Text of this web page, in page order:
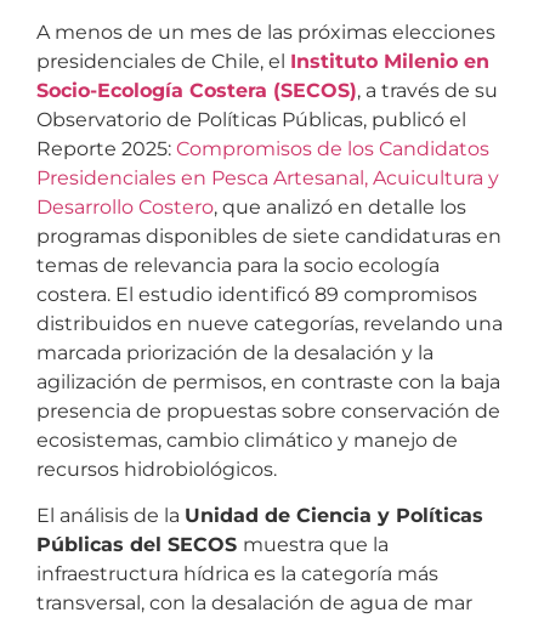
A menos de un mes de las próximas elecciones
presidenciales de Chile, el Instituto Milenio en
Socio-Ecología Costera (SECOS), a través de su
Observatorio de Políticas Públicas, publicó el
Reporte 2025: Compromisos de los Candidatos
Presidenciales en Pesca Artesanal, Acuicultura y
Desarrollo Costero, que analizó en detalle los
programas disponibles de siete candidaturas en
temas de relevancia para la socio ecología
costera. El estudio identificó 89 compromisos
distribuidos en nueve categorías, revelando una
marcada priorización de la desalación y la
agilización de permisos, en contraste con la baja
presencia de propuestas sobre conservación de
ecosistemas, cambio climático y manejo de
recursos hidrobiológicos.
El análisis de la Unidad de Ciencia y Políticas
Públicas del SECOS muestra que la
infraestructura hídrica es la categoría más
transversal, con la desalación de agua de mar